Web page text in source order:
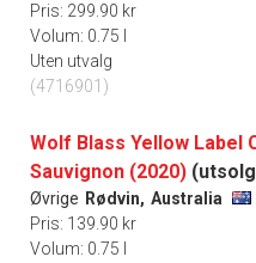
Pris: 299.90 kr
Volum: 0.75 l
Uten utvalg
(4716901)
Wolf Blass Yellow Label
Sauvignon (2020)
Øvrige Rødvin, Australia
Pris: 139.90 kr
Volum: 0.75 l